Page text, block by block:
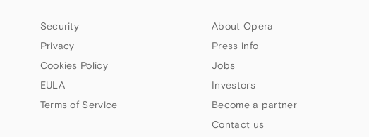
Security
Privacy
Cookies Policy
EULA
Terms of Service
About Opera
Press info
Jobs
Investors
Become a partner
Contact us